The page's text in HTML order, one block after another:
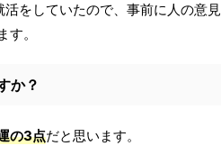
をしていたので、事前に人の意見
。
か？
の3点だと思います。